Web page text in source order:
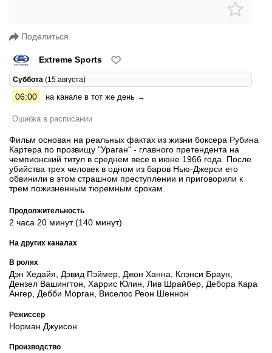
Поделиться
Extreme Sports
Суббота (15 августа)
06:00 на канале в тот же день →
Ошибка в расписании
Фильм основан на реальных фактах из жизни боксера Рубина
Картера по прозвищу "Ураган" - главного претендента на
чемпионский титул в среднем весе в июне 1966 года. После
убийства трех человек в одном из баров Нью-Джерси его
обвинили в этом страшном преступлении и приговорили к
трем пожизненным тюремным срокам.
Продолжительность
2 часа 20 минут (140 минут)
На других каналах
В ролях
Дэн Хедайя, Дэвид Пэймер, Джон Ханна, Клэнси Браун,
Дензел Вашингтон, Харрис Юлин, Лив Шрайбер, Дебора Кара
Ангер, Дебби Морган, Виселос Реон Шеннон
Режиссер
Норман Джуисон
Производство